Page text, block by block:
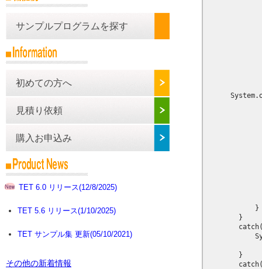
サンプルプログラムを探す
初めての方へ
見積り依頼
購入お申込み
TET 6.0 リリース(12/8/2025)
TET 5.6 リリース(1/10/2025)
TET サンプル集 更新(05/10/2021)
その他の新着情報
            }
        }
        }